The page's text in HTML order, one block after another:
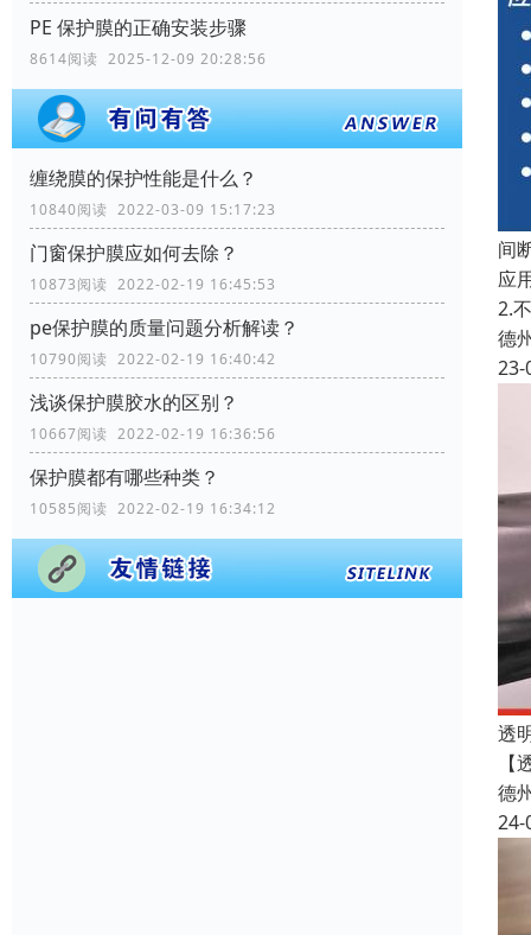
PE 保护膜的正确安装步骤
8614阅读 2025-12-09 20:28:56
缠绕膜的保护性能是什么？
10840阅读 2022-03-09 15:17:23
门窗保护膜应如何去除？
10873阅读 2022-02-19 16:45:53
pe保护膜的质量问题分析解读？
10790阅读 2022-02-19 16:40:42
浅谈保护膜胶水的区别？
10667阅读 2022-02-19 16:36:56
保护膜都有哪些种类？
10585阅读 2022-02-19 16:34:12
间
应
2.
德
23-
透
德
24-